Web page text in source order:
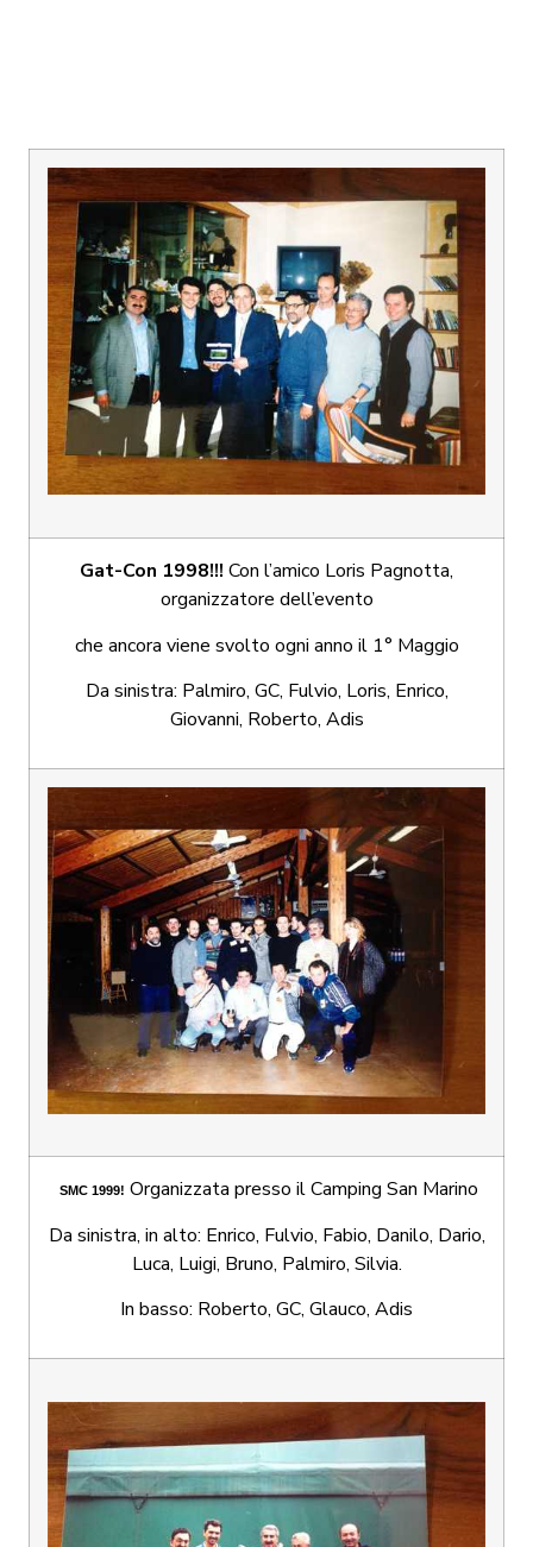
Gat-Con 1998!!! Con l’amico Loris Pagnotta,
organizzatore dell’evento
che ancora viene svolto ogni anno il 1° Maggio
Da sinistra: Palmiro, GC, Fulvio, Loris, Enrico,
Giovanni, Roberto, Adis
SMC 1999! Organizzata presso il Camping San Marino
Da sinistra, in alto: Enrico, Fulvio, Fabio, Danilo, Dario,
Luca, Luigi, Bruno, Palmiro, Silvia.
In basso: Roberto, GC, Glauco, Adis